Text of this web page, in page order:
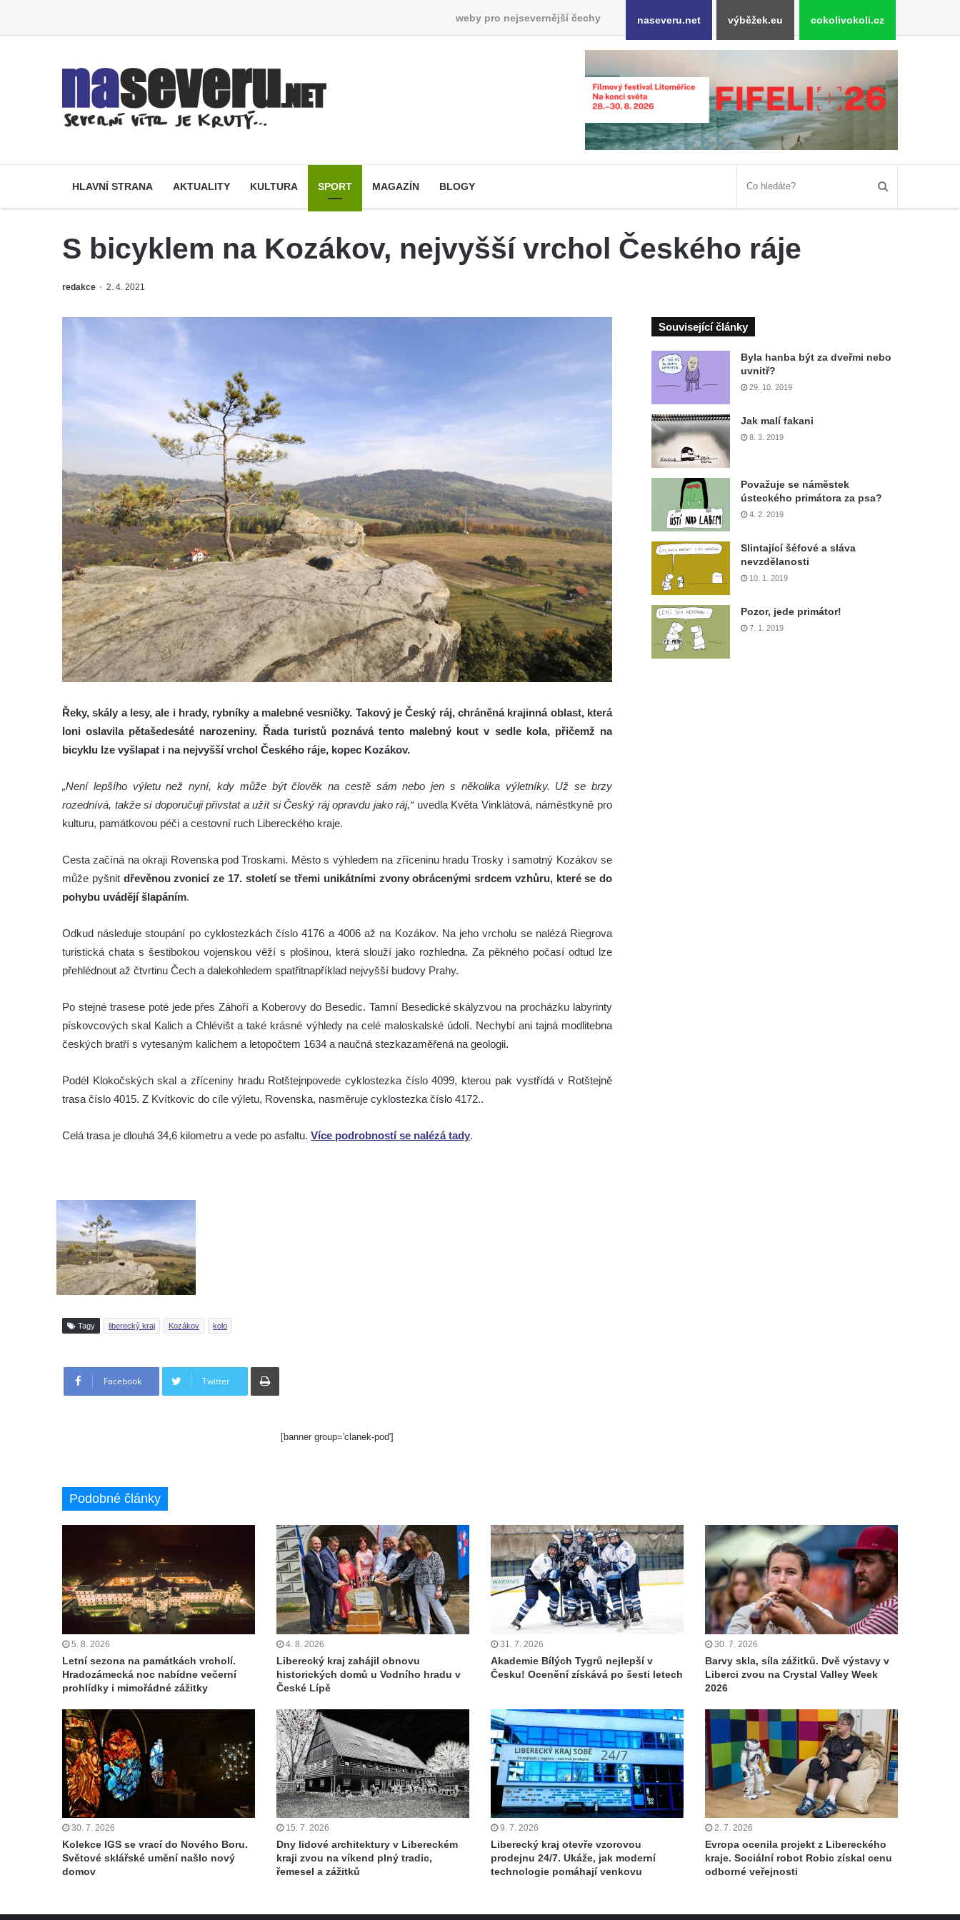
weby pro nejsevernější čechy naseveru.net výběžek.eu cokolivokoli.cz
HLAVNÍ STRANA AKTUALITY KULTURA SPORT MAGAZÍN BLOGY
S bicyklem na Kozákov, nejvyšší vrchol Českého ráje
redakce 2. 4. 2021
Řeky, skály a lesy, ale i hrady, rybníky a malebné vesničky. Takový je Český ráj, chráněná krajinná oblast, která
loni oslavila pětašedesáté narozeniny. Řada turistů poznává tento malebný kout v sedle kola, přičemž na
bicyklu lze vyšlapat i na nejvyšší vrchol Českého ráje, kopec Kozákov.
„Není lepšího výletu než nyní, kdy může být člověk na cestě sám nebo jen s několika výletníky. Už se brzy
rozednívá, takže si doporučuji přivstat a užít si Český ráj opravdu jako ráj,“uvedla Květa Vinklátová, náměstkyně pro
kulturu, památkovou péči a cestovní ruch Libereckého kraje.
Cesta začíná na okraji Rovenska pod Troskami. Město s výhledem na zříceninu hradu Trosky i samotný Kozákov se
může pyšnit dřevěnou zvonicí ze 17. století se třemi unikátními zvony obrácenými srdcem vzhůru, které se do
pohybu uvádějí šlapáním.
Odkud následuje stoupání po cyklostezkách číslo 4176 a 4006 až na Kozákov. Na jeho vrcholu se nalézá Riegrova
turistická chata s šestibokou vojenskou věží s plošinou, která slouží jako rozhledna. Za pěkného počasí odtud lze
přehlédnout až čtvrtinu Čech a dalekohledem spatřitnapříklad nejvyšší budovy Prahy.
Po stejné trasese poté jede přes Záhoří a Koberovy do Besedic. Tamní Besedické skályzvou na procházku labyrinty
pískovcových skal Kalich a Chlévišt a také krásné výhledy na celé maloskalské údolí. Nechybí ani tajná modlitebna
českých bratří s vytesaným kalichem a letopočtem 1634 a naučná stezkazaměřená na geologii.
Podél Klokočských skal a zříceniny hradu Rotštejnpovede cyklostezka číslo 4099, kterou pak vystřídá v Rotštejně
trasa číslo 4015. Z Kvítkovic do cíle výletu, Rovenska, nasměruje cyklostezka číslo 4172..
Celá trasa je dlouhá 34,6 kilometru a vede po asfaltu. Více podrobností se nalézá tady.
Tagy liberecký kraj Kozákov kolo
Facebook Twitter
Tisknout
[banner group='clanek-pod']
Související články
Byla hanba být za dveřmi nebo
uvnitř?
29. 10. 2019
Jak malí fakani
8. 3. 2019
Považuje se náměstek
ústeckého primátora za psa?
4. 2. 2019
Slintající šéfové a sláva
nevzdělanosti
10. 1. 2019
Pozor, jede primátor!
7. 1. 2019
Podobné články
5. 8. 2026
Letní sezona na památkách vrcholí.
Hradozámecká noc nabídne večerní
prohlídky i mimořádné zážitky
4. 8. 2026
Liberecký kraj zahájil obnovu
historických domů u Vodního hradu v
České Lípě
31. 7. 2026
Akademie Bílých Tygrů nejlepší v
Česku! Ocenění získává po šesti letech
30. 7. 2026
Barvy skla, síla zážitků. Dvě výstavy v
Liberci zvou na Crystal Valley Week
2026
30. 7. 2026
Kolekce IGS se vrací do Nového Boru.
Světové sklářské umění našlo nový
domov
15. 7. 2026
Dny lidové architektury v Libereckém
kraji zvou na víkend plný tradic,
řemesel a zážitků
9. 7. 2026
Liberecký kraj otevře vzorovou
prodejnu 24/7. Ukáže, jak moderní
technologie pomáhají venkovu
2. 7. 2026
Evropa ocenila projekt z Libereckého
kraje. Sociální robot Robic získal cenu
odborné veřejnosti